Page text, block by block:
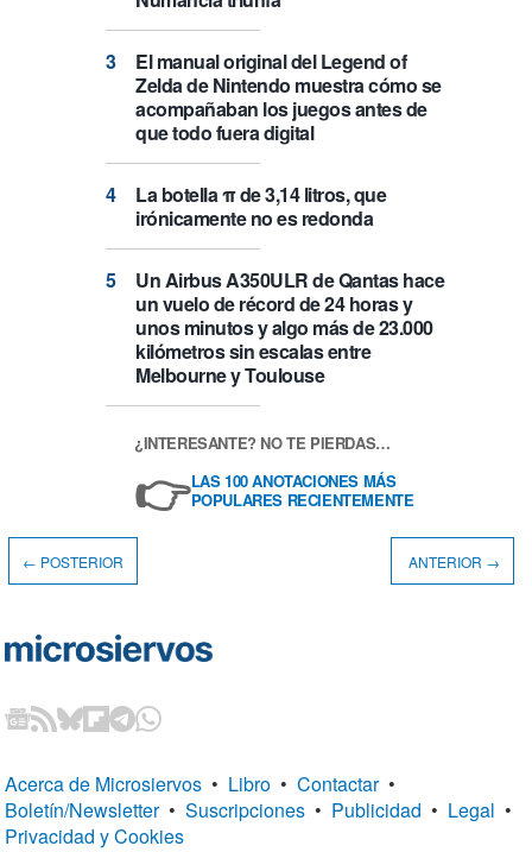
El manual original del Legend of
Zelda de Nintendo muestra cómo se
acompañaban los juegos antes de
que todo fuera digital
La botella π de 3,14 litros, que
irónicamente no es redonda
Un Airbus A350ULR de Qantas hace
un vuelo de récord de 24 horas y
unos minutos y algo más de 23.000
kilómetros sin escalas entre
Melbourne y Toulouse
¿INTERESANTE? NO TE PIERDAS…
👉LAS 100 ANOTACIONES MÁS
POPULARES RECIENTEMENTE
← POSTERIOR ANTERIOR →
Acerca de Microsiervos • Libro • Contactar •
Boletín/Newsletter • Suscripciones • Publicidad • Legal •
Privacidad y Cookies